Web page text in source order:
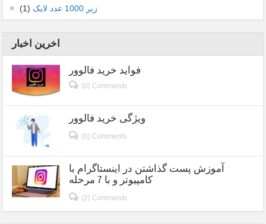
زیر 1000 عدد لایک (1)
اخرین اخبار
فواید خرید فالوور
(0) Comments
ویژگی خرید فالوور
(0) Comments
آموزش پست گذاشتن در اینستاگرام با
کامپیوتر و با 7 مرحله
(2) Comments